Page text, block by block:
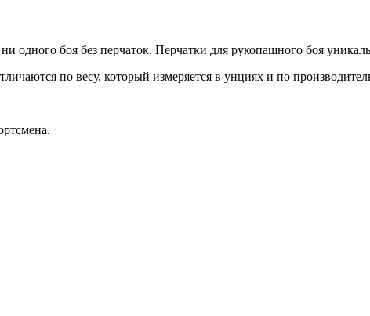
одного боя без перчаток. Перчатки для рукопашного боя
по весу, который измеряется в унциях и по